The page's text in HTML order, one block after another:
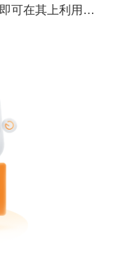
可在其上利用各